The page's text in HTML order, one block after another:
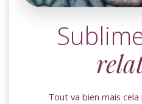
Tout va bien mais